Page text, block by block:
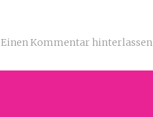
Einen Kommentar hinterlassen